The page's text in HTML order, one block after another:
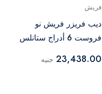
فريش
ديب فريزر فريش نو
فروست 6 أدراج ستانلس
23,438.00 جنيه